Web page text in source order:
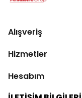
Alışveriş
Hizmetler
Hesabım